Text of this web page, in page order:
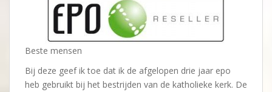
Beste mensen
Bij deze geef ik toe dat ik de afgelopen drie jaar epo
heb gebruikt bij het bestrijden van de katholieke kerk. De